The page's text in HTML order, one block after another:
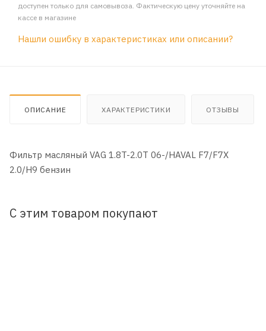
доступен только для самовывоза. Фактическую цену уточняйте на
кассе в магазине
Нашли ошибку в характеристиках или описании?
ОПИСАНИЕ ХАРАКТЕРИСТИКИ ОТЗЫВЫ
Фильтр масляный VAG 1.8T-2.0T 06-/HAVAL F7/F7X
2.0/H9 бензин
С этим товаром покупают